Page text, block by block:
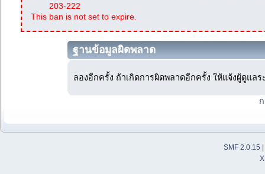
203-222
This ban is not set to expire.
ฐานข้อมูลผิดพลาด
ลองอีกครั้ง ถ้าเกิดการผิดพลาดอีกครั้ง ให้แจ้งผู้ดูแลร
SMF 2.0.15